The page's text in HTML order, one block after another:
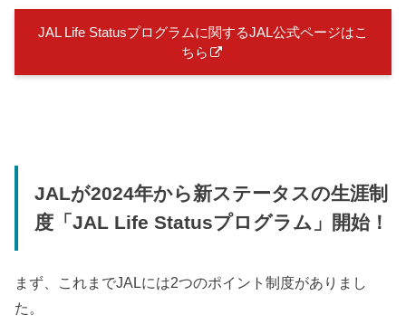
JAL Life Statusプログラムに関するJAL公式ページはこ
ちら
JALが2024年から新ステータスの生涯制
度「JAL Life Statusプログラム」開始！
まず、これまでJALには2つのポイント制度がありまし
た。